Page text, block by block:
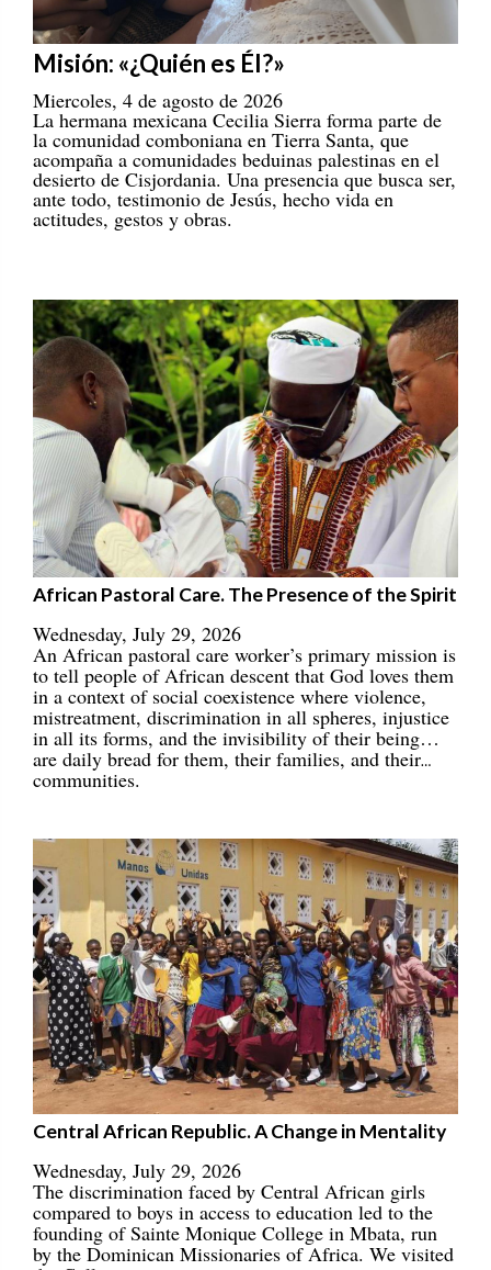
Misión: «¿Quién es Él?»
Miercoles, 4 de agosto de 2026
La hermana mexicana Cecilia Sierra forma parte de
la comunidad comboniana en Tierra Santa, que
acompaña a comunidades beduinas palestinas en el
desierto de Cisjordania. Una presencia que busca ser,
ante todo, testimonio de Jesús, hecho vida en
actitudes, gestos y obras.
African Pastoral Care. The Presence of the Spirit
Wednesday, July 29, 2026
An African pastoral care worker’s primary mission is
to tell people of African descent that God loves them
in a context of social coexistence where violence,
mistreatment, discrimination in all spheres, injustice
in all its forms, and the invisibility of their being…
are daily bread for them, their families, and their
communities.
Central African Republic. A Change in Mentality
Wednesday, July 29, 2026
The discrimination faced by Central African girls
compared to boys in access to education led to the
founding of Sainte Monique College in Mbata, run
by the Dominican Missionaries of Africa. We visited